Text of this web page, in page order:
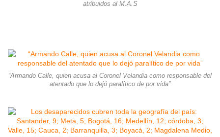
atribuidos al M.A.S
“Armando Calle, quien acusa al Coronel Velandia como responsable del
atentado que lo dejó paralítico de por vida”